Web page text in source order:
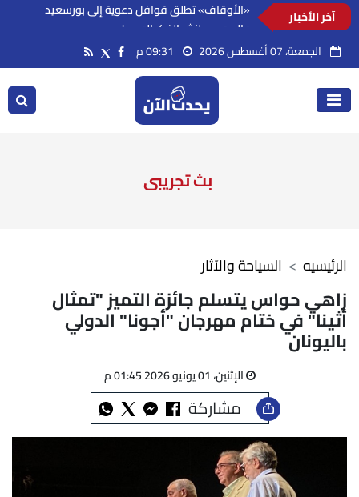
آخر الأخبار
«الأوقاف» تطلق قوافل دعوية إلى بورسعيد
الجمعة، 07 أغسطس 2026
بث تجريبى
السياحة والآثار الرئيسيه
زاهي حواس يتسلم جائزة التميز "تمثال
أثينا" في ختام مهرجان "أجونا" الدولي
باليونان
الإثنين، 01 يونيو 2026 01:45 م
مشاركة